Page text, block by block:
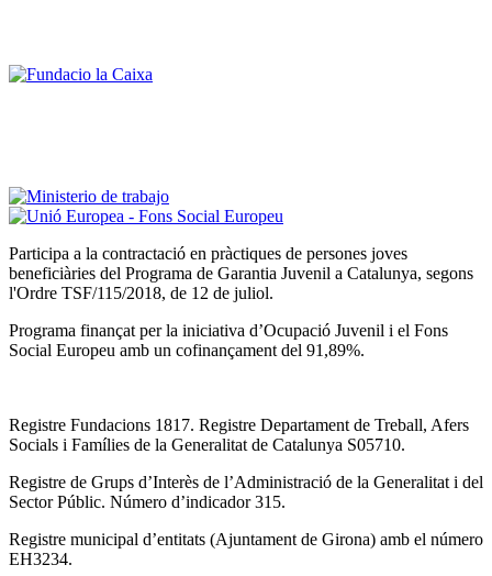
beneficiàries del Programa de Garantia Juvenil a Catalunya, segons
l'Ordre TSF/115/2018, de 12 de juliol.
Programa finançat per la iniciativa d’Ocupació Juvenil i el Fons
Social Europeu amb un cofinançament del 91,89%.
Registre Fundacions 1817. Registre Departament de Treball, Afers
Socials i Famílies de la Generalitat de Catalunya S05710.
Sector Públic. Número d’indicador 315.
Registre municipal d’entitats (Ajuntament de Girona) amb el número
EH3234.
Cens d’Entitats de Voluntariat de Catalunya 001907-000.
La Fundació Support-Girona està acreditada amb l'ISO 9001:2015